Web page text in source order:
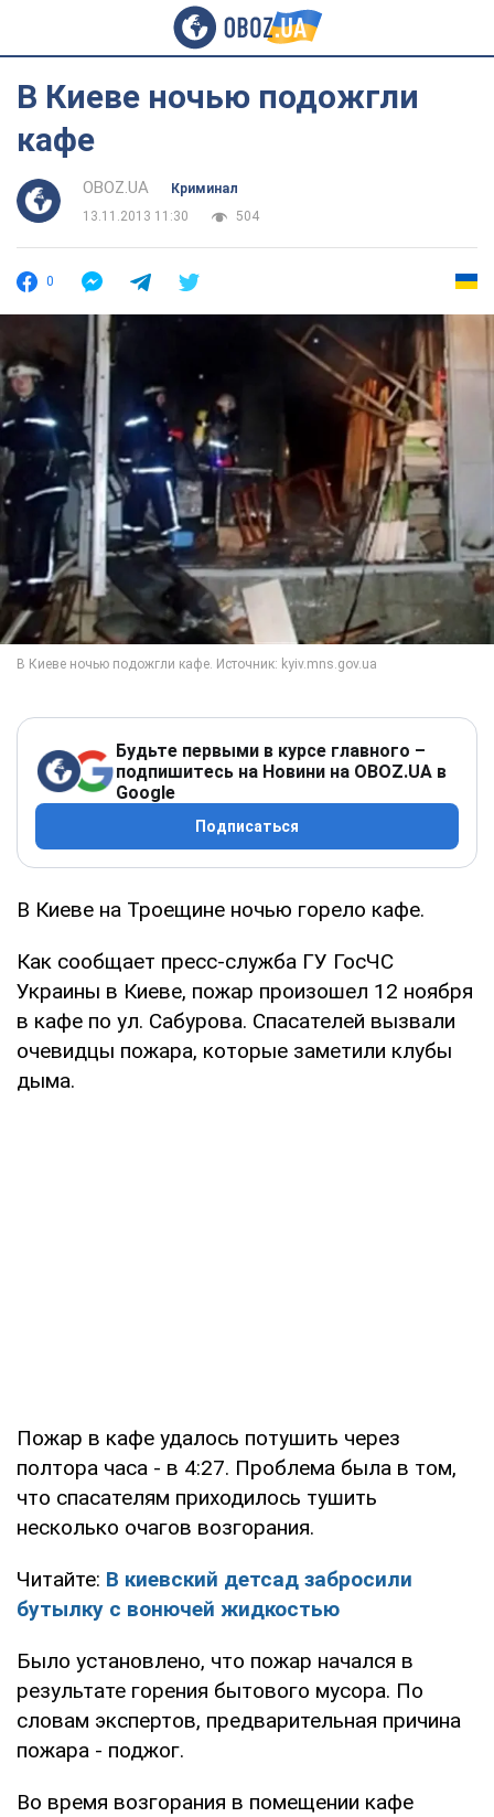
В Киеве ночью подожгли
кафе
OBOZ.UA
Криминал
13.11.2013 11:30
504
0
Будьте первыми в курсе главного –
подпишитесь на Новини на OBOZ.UA в
Google
Подписаться
В Киеве на Троещине ночью горело кафе.
Как сообщает пресс-служба ГУ ГосЧС
Украины в Киеве, пожар произошел 12 ноября
в кафе по ул. Сабурова. Спасателей вызвали
очевидцы пожара, которые заметили клубы
дыма.
Пожар в кафе удалось потушить через
полтора часа - в 4:27. Проблема была в том,
что спасателям приходилось тушить
несколько очагов возгорания.
Читайте: В киевский детсад забросили
бутылку с вонючей жидкостью
Было установлено, что пожар начался в
результате горения бытового мусора. По
словам экспертов, предварительная причина
пожара - поджог.
Во время возгорания в помещении кафе